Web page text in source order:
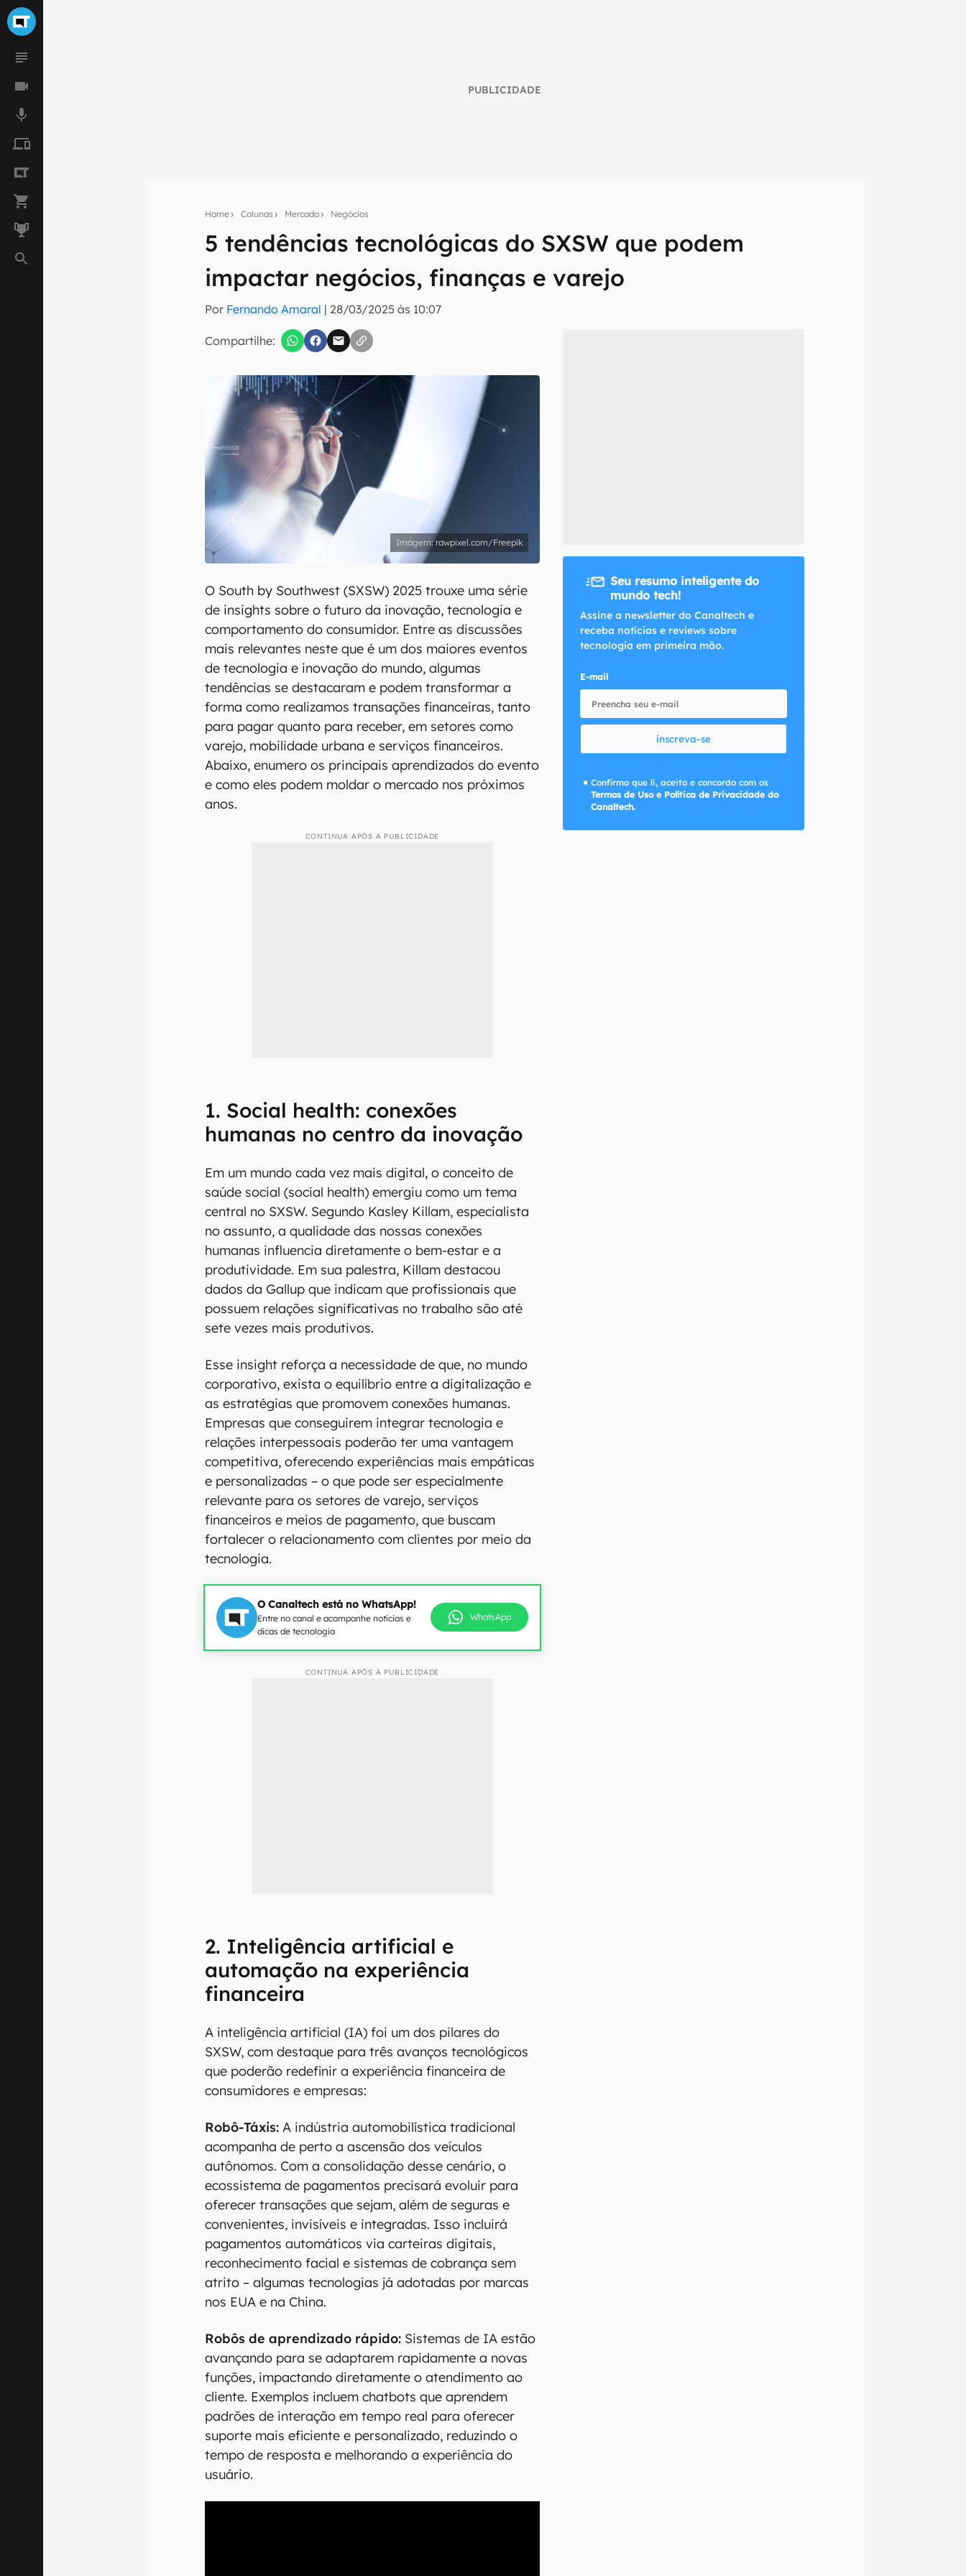
PUBLICIDADE
Home Colunas Mercado Negócios
5 tendências tecnológicas do SXSW que podem
impactar negócios, finanças e varejo
Por Fernando Amaral | 28/03/2025 às 10:07
Compartilhe:
Seu resumo inteligente do mundo tech!
Assine a newsletter do Canaltech e receba notícias e reviews sobre tecnologia em primeira
inscreva-se
Confirmo que li, aceito e concordo com os Termos de Uso e Política de Privacidade do Canaltech.
rawpixel.com/Freepik
O South by Southwest (SXSW) 2025 trouxe uma série
de insights sobre o futuro da inovação, tecnologia e
comportamento do consumidor. Entre as discussões
mais relevantes neste que é um dos maiores eventos
de tecnologia e inovação do mundo, algumas
tendências se destacaram e podem transformar a
forma como realizamos transações financeiras, tanto
para pagar quanto para receber, em setores como
varejo, mobilidade urbana e serviços financeiros.
Abaixo, enumero os principais aprendizados do evento
e como eles podem moldar o mercado nos próximos
anos.
CONTINUA APÓS A PUBLICIDADE
1. Social health: conexões
humanas no centro da inovação
Em um mundo cada vez mais digital, o conceito de
saúde social (social health) emergiu como um tema
central no SXSW. Segundo Kasley Killam, especialista
no assunto, a qualidade das nossas conexões
humanas influencia diretamente o bem-estar e a
produtividade. Em sua palestra, Killam destacou
dados da Gallup que indicam que profissionais que
possuem relações significativas no trabalho são até
sete vezes mais produtivos.
Esse insight reforça a necessidade de que, no mundo
corporativo, exista o equilíbrio entre a digitalização e
as estratégias que promovem conexões humanas.
Empresas que conseguirem integrar tecnologia e
relações interpessoais poderão ter uma vantagem
competitiva, oferecendo experiências mais empáticas
e personalizadas – o que pode ser especialmente
relevante para os setores de varejo, serviços
financeiros e meios de pagamento, que buscam
fortalecer o relacionamento com clientes por meio da
tecnologia.
O Canaltech está no WhatsApp!
Entre no canal e acompanhe notícias e
dicas de tecnologia
WhatsApp
CONTINUA APÓS A PUBLICIDADE
2. Inteligência artificial e
automação na experiência
financeira
A inteligência artificial (IA) foi um dos pilares do
SXSW, com destaque para três avanços tecnológicos
que poderão redefinir a experiência financeira de
consumidores e empresas:
Robô-Táxis: A indústria automobilística tradicional
acompanha de perto a ascensão dos veículos
autônomos. Com a consolidação desse cenário, o
ecossistema de pagamentos precisará evoluir para
oferecer transações que sejam, além de seguras e
convenientes, invisíveis e integradas. Isso incluirá
pagamentos automáticos via carteiras digitais,
reconhecimento facial e sistemas de cobrança sem
atrito – algumas tecnologias já adotadas por marcas
nos EUA e na China.
Robôs de aprendizado rápido: Sistemas de IA estão
avançando para se adaptarem rapidamente a novas
funções, impactando diretamente o atendimento ao
cliente. Exemplos incluem chatbots que aprendem
padrões de interação em tempo real para oferecer
suporte mais eficiente e personalizado, reduzindo o
tempo de resposta e melhorando a experiência do
usuário.
Seu resumo inteligente do
mundo tech!
Assine a newsletter do Canaltech e
receba notícias e reviews sobre
tecnologia em primeira mão.
E-mail
inscreva-se
Confirmo que li, aceito e concordo com os
Termos de Uso e Política de Privacidade do
Canaltech.